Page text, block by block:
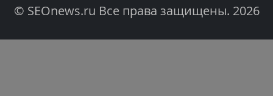
© SEOnews.ru Все права защищены. 2026